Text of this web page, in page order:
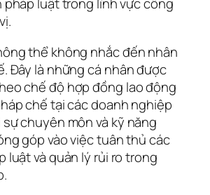
thể không nhắc đến nhân
Đây là những cá nhân được
chế độ hợp đồng lao động
chế tại các doanh nghiệp
chuyên môn và kỹ năng
góp vào việc tuân thủ các
luật và quản lý rủi ro trong